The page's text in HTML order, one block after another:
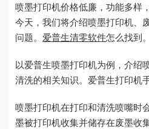
喷墨打印机价格低廉，功能多样
今天，我们将介绍喷墨打印机、
问题。 爱普生清零软件怎么找到。
以爱普生喷墨打印机为例，介绍
清洗的相关知识。爱普生打印机
喷墨打印机在打印和清洗喷嘴时
墨被打印机收集并储存在废墨收